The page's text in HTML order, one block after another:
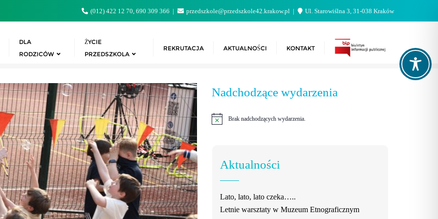
(012) 422 12 70, 690 309 366 przedszkole@przedszkole42.krakow.pl Ul. Starowiślna 3, 31-038 Kraków
DLA
RODZICÓW
ŻYCIE
PRZEDSZKOLA
REKRUTACJA AKTUALNOŚCI KONTAKT
Nadchodzące wydarzenia
Powiadomienie
Brak nadchodzących wydarzenia.
Aktualności
Lato, lato, lato czeka…..
Letnie warsztaty w Muzeum Etnograficznym